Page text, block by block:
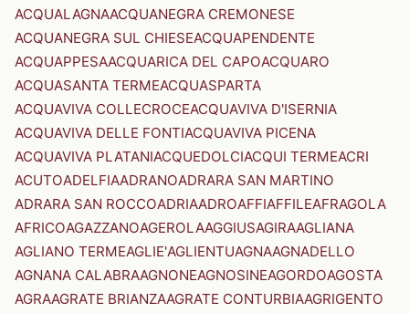
ACQUALAGNAACQUANEGRA CREMONESE
ACQUANEGRA SUL CHIESEACQUAPENDENTE
ACQUAPPESAACQUARICA DEL CAPOACQUARO
ACQUASANTA TERMEACQUASPARTA
ACQUAVIVA COLLECROCEACQUAVIVA D'ISERNIA
ACQUAVIVA DELLE FONTIACQUAVIVA PICENA
ACQUAVIVA PLATANIACQUEDOLCIACQUI TERMEACRI
ACUTOADELFIAADRANOADRARA SAN MARTINO
ADRARA SAN ROCCOADRIAADROAFFIAFFILEAFRAGOLA
AFRICOAGAZZANOAGEROLAAGGIUSAGIRAAGLIANA
AGLIANO TERMEAGLIE'AGLIENTUAGNAAGNADELLO
AGNANA CALABRAAGNONEAGNOSINEAGORDOAGOSTA
AGRAAGRATE BRIANZAAGRATE CONTURBIAAGRIGENTO